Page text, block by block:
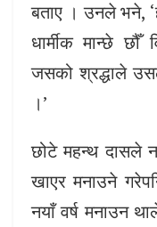
बताए । उनले भने,
धार्मीक मान्छे
जसको श्रद्धाले
।’
छोटे महन्थ दासले
खाएर मनाउने
नयाँ वर्ष मनाउन